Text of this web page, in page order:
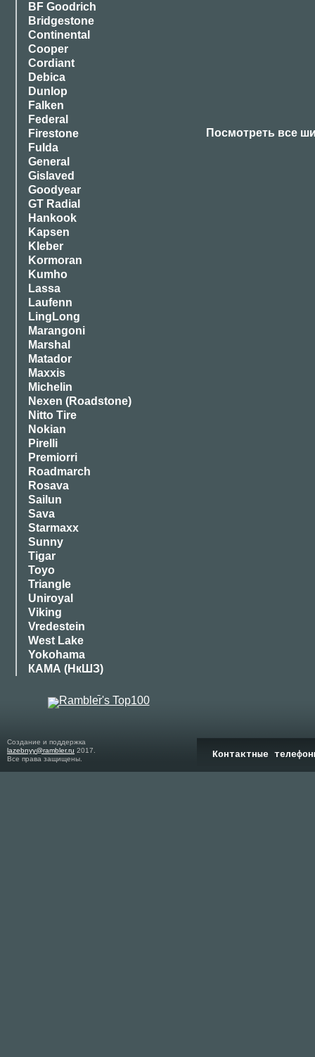
BF Goodrich
Bridgestone
Continental
Cooper
Cordiant
Debica
Dunlop
Falken
Federal
Firestone
Fulda
General
Gislaved
Goodyear
GT Radial
Hankook
Kapsen
Kleber
Kormoran
Kumho
Lassa
Laufenn
LingLong
Marangoni
Marshal
Matador
Maxxis
Michelin
Nexen (Roadstone)
Nitto Tire
Nokian
Pirelli
Premiorri
Roadmarch
Rosava
Sailun
Sava
Starmaxx
Sunny
Tigar
Toyo
Triangle
Uniroyal
Viking
Vredestein
West Lake
Yokohama
КАМА (НкШЗ)
Посмотреть все
Создание и поддержка
lazebnyy@rambler.ru 2017.
Все права защищены.
Контактные